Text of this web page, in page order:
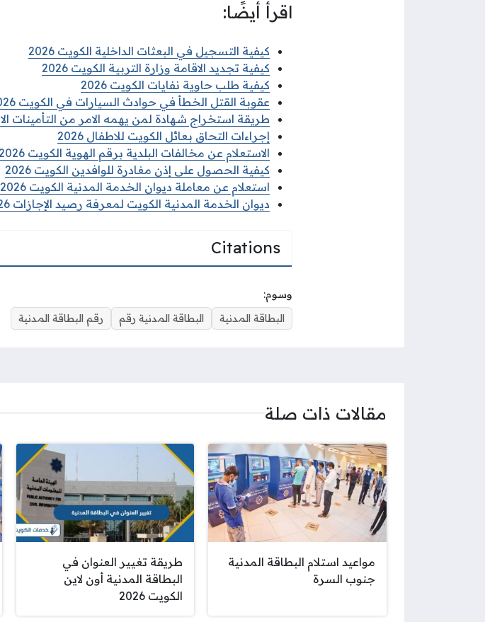
اقرأ أيضًا:
كيفية التسجيل في البعثات الداخلية الكويت 2026
كيفية تجديد الاقامة وزارة التربية الكويت 2026
كيفية طلب حاوية نفايات الكويت 2026
عقوبة القتل الخطأ في حوادث السيارات في الكويت 2026
طريقة استخراج شهادة لمن يهمه الامر من التأمينات
إجراءات التحاق بعائل الكويت للاطفال 2026
الاستعلام عن مخالفات البلدية برقم الهوية الكويت 2026
كيفية الحصول على إذن مغادرة للوافدين الكويت 2026
استعلام عن معاملة ديوان الخدمة المدنية الكويت 2026
ديوان الخدمة المدنية الكويت لمعرفة رصيد الإجازات 2026
Citations
وسوم:
البطاقة المدنية
البطاقة المدنية رقم رقم البطاقة المدنية
مقالات ذات صلة
مواعيد استلام البطاقة المدنية
جنوب السرة
طريقة تغيير العنوان في
البطاقة المدنية أون لاين
الكويت 2026